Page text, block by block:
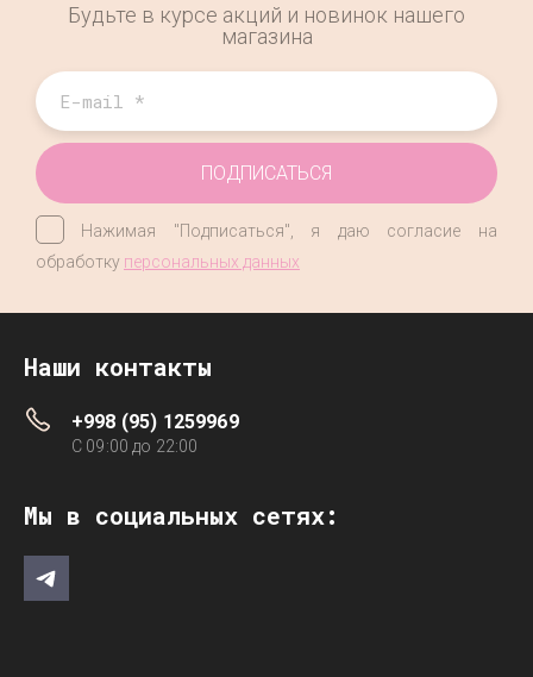
Будьте в курсе акций и новинок нашего
магазина
Нажимая "Подписаться", я даю согласие на
обработку персональных данных
ПОДПИСАТЬСЯ
Наши контакты
+998 (95) 1259969
C 09:00 до 22:00
Мы в социальных сетях: